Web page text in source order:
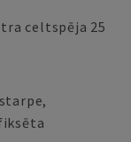
celtspēja 25